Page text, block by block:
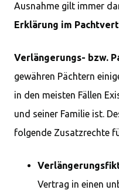
Ausnahme gilt immer
Erklärung im
Verlängerungs- bzw.
gewähren Pächtern
in den meisten Fällen
und seiner Familie ist.
folgende Zusatzrechte
Vertrag in einen